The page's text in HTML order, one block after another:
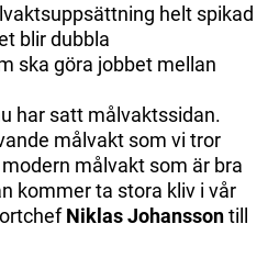
helt spikad
blir dubbla
ska göra jobbet mellan
har satt målvaktssidan.
målvakt som vi tror
målvakt som är bra
kommer ta stora kliv i vår
Niklas Johanssontill